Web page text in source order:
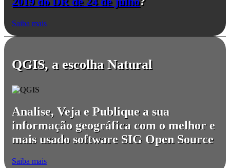
Saiba mais
QGIS, a escolha Natural
Analise, Veja e Publique a sua
informação geográfica com o melhor e
mais usado software SIG Open Source
Saiba mais